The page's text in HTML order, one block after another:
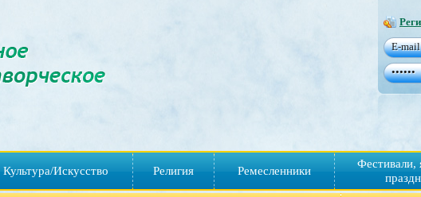
Культура/Искусство Религия Ремесленники
Фестивали,